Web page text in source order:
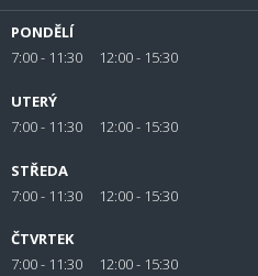
PONDĚLÍ
7:00 - 11:30 12:00 - 15:30
UTERÝ
7:00 - 11:30 12:00 - 15:30
STŘEDA
7:00 - 11:30 12:00 - 15:30
ČTVRTEK
7:00 - 11:30 12:00 - 15:30